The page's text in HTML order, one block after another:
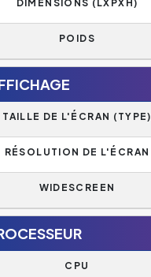
DIMENSIONS (LXPXH)
POIDS
TAILLE DE L'ÉCRAN (TYPE)
RÉSOLUTION DE L'ÉCRAN
WIDESCREEN
CPU